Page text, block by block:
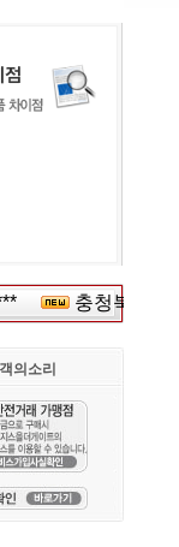
충청북도보
의소리